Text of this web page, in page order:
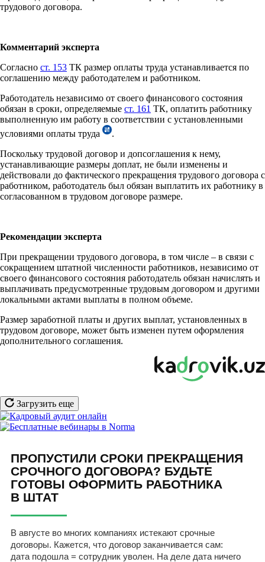
трудового договора.
Комментарий эксперта
Согласно ст. 153 ТК размер оплаты труда устанавливается по
соглашению между работодателем и работником.
Работодатель независимо от своего финансового состояния
обязан в сроки, определяемые ст. 161 ТК, оплатить работнику
выполненную им работу в соответствии с установленными
условиями оплаты труда
.
Поскольку трудовой договор и допсоглашения к нему,
устанавливающие размеры доплат, не были изменены и
действовали до фактического прекращения трудового договора с
работником, работодатель был обязан выплатить их работнику в
согласованном в трудовом договоре размере.
Рекомендации эксперта
При прекращении трудового договора, в том числе – в связи с
сокращением штатной численности работников, независимо от
своего финансового состояния работодатель обязан начислять и
выплачивать предусмотренные трудовым договором и другими
локальными актами выплаты в полном объеме.
Размер заработной платы и других выплат, установленных в
трудовом договоре, может быть изменен путем оформления
дополнительного соглашения.
Загрузить еще
ПРОПУСТИЛИ СРОКИ ПРЕКРАЩЕНИЯ
СРОЧНОГО ДОГОВОРА? БУДЬТЕ
ГОТОВЫ ОФОРМИТЬ РАБОТНИКА
В ШТАТ
В августе во многих компаниях истекают срочные
договоры. Кажется, что договор заканчивается сам:
дата подошла = сотрудник уволен. На деле дата ничего